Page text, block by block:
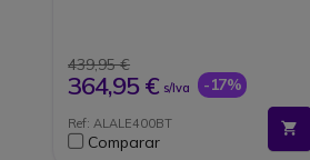
Base ajustable de 25° a 60
Conectividad: RJ45 dual, RJ9,
USB-C, NFC, Bluetooth
PoE: Alimentación directa por
cable Ethernet
Cable de red RJ45 no incluido
439,95 €
364,95 € s/Iva -17%
Ref: ALALE400BT
Comparar